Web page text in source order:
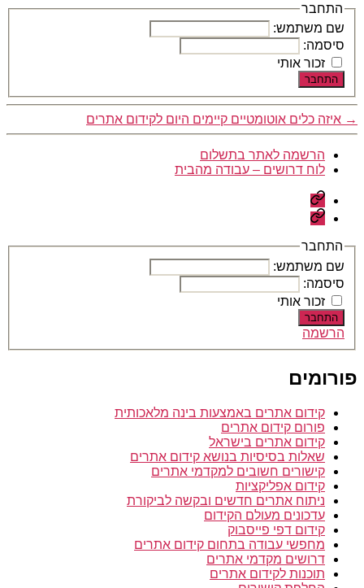
התחבר
שם משתמש:
סיסמה:
זכור אותי
התחבר
→ איזה כלים אוטומטיים קיימים היום לקידום אתרים
הרשמה לאתר בתשלום
לוח דרושים – עבודה מהבית
הרשמה
לאתר
בתשלום
לוח
דרושים
–
מהבית
התחבר
שם משתמש:
סיסמה:
זכור אותי
התחבר
הרשמה
פורומים
קידום אתרים באמצעות בינה מלאכותית
פורום קידום אתרים
קידום אתרים בישראל
שאלות בסיסיות בנושא קידום אתרים
קישורים חשובים למקדמי אתרים
קידום אפליקציות
ניתוח אתרים חדשים ובקשה לביקורת
עדכונים מעולם הקידום
קידום דפי פייסבוק
מחפשי עבודה בתחום קידום אתרים
דרושים מקדמי אתרים
תוכנות לקידום אתרים